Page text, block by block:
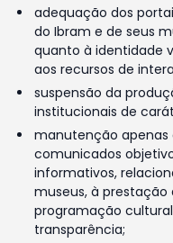
adequação dos
do Ibram e de seus
quanto à identidade
aos recursos de
suspensão da
institucionais de
manutenção apenas
comunicados
informativos,
museus, à prestação
programação
transparência;